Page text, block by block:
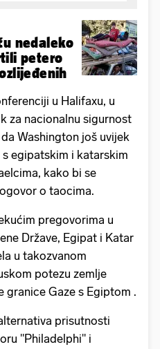
nedaleko
petero
u Halifaxu, u
za nacionalnu sigurnost
Washington još uvijek
egipatskim i katarskim
kako bi se
o taocima.
pregovorima u
Države, Egipat i Katar
u takozvanom
potezu zemlje
granice Gaze s Egiptom .
prisutnosti
"Philadelphi" i